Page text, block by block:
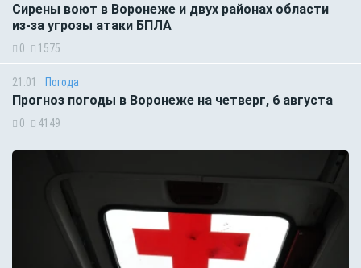
Сирены воют в Воронеже и двух районах области
из-за угрозы атаки БПЛА
0 1575
21:01 Погода
Прогноз погоды в Воронеже на четверг, 6 августа
0 4149